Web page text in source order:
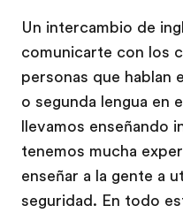
Un intercambio de
comunicarte con los
personas que hablan
o segunda lengua en
llevamos enseñando
tenemos mucha
enseñar a la gente a
seguridad. En todo